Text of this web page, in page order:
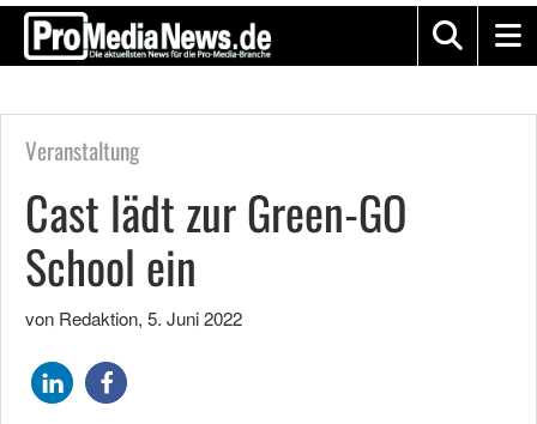
Veranstaltung
Cast lädt zur Green-GO
School ein
von Redaktion, 5. Juni 2022